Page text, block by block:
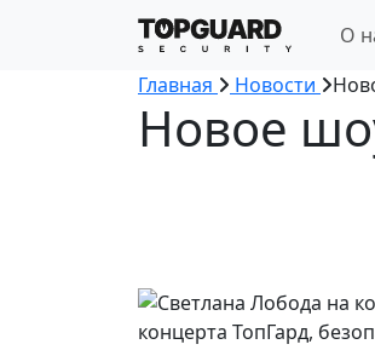
О
Главная
Новости
Новое